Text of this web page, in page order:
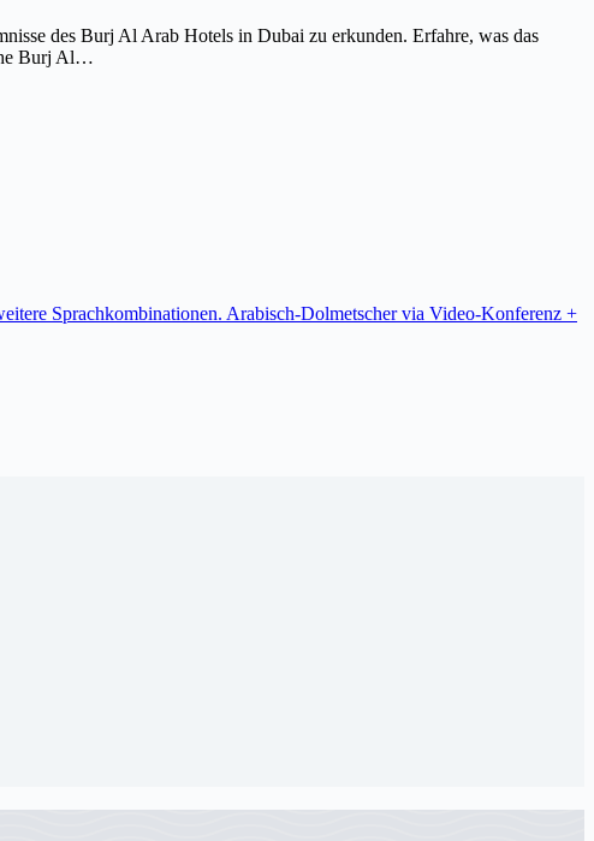
des Burj Al Arab Hotels in Dubai zu erkunden. Erfahre, was das
Burj Al…
Sprachkombinationen. Arabisch-Dolmetscher via Video-Konferenz +